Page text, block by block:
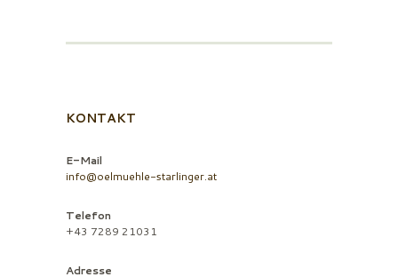
KONTAKT
E-Mail
info@oelmuehle-starlinger.at
Telefon
+43 7289 21031
Adresse